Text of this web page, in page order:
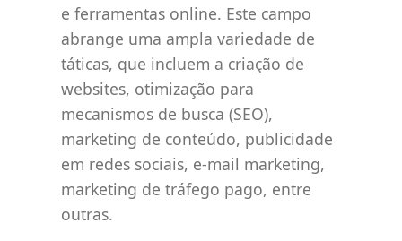
e ferramentas online. Este campo
abrange uma ampla variedade de
táticas, que incluem a criação de
websites, otimização para
mecanismos de busca (SEO),
marketing de conteúdo, publicidade
em redes sociais, e-mail marketing,
marketing de tráfego pago, entre
outras.